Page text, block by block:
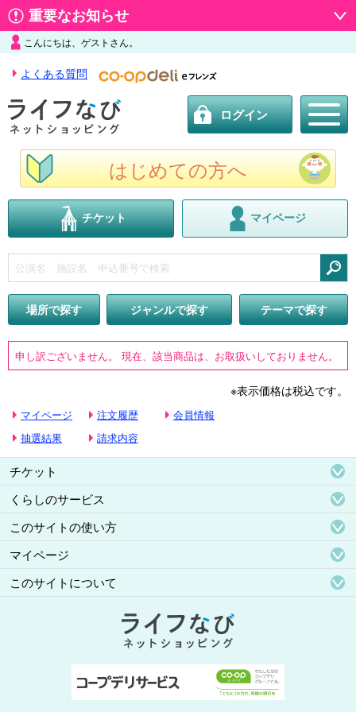
重要なお知らせ
こんにちは、ゲストさん。
よくある質問
ログイン
はじめての方へ
チケット マイページ
場所で探す
ジャンルで探す テーマで探す
申し訳ございません。 現在、該当商品は、お取扱いしておりません。
※表示価格は税込です。
マイページ 注文履歴
会員情報
抽選結果
請求内容
チケット
くらしのサービス
このサイトの使い方
マイページ
このサイトについて